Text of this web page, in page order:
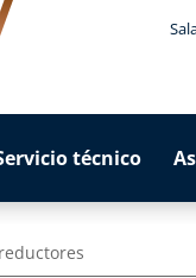
técnico